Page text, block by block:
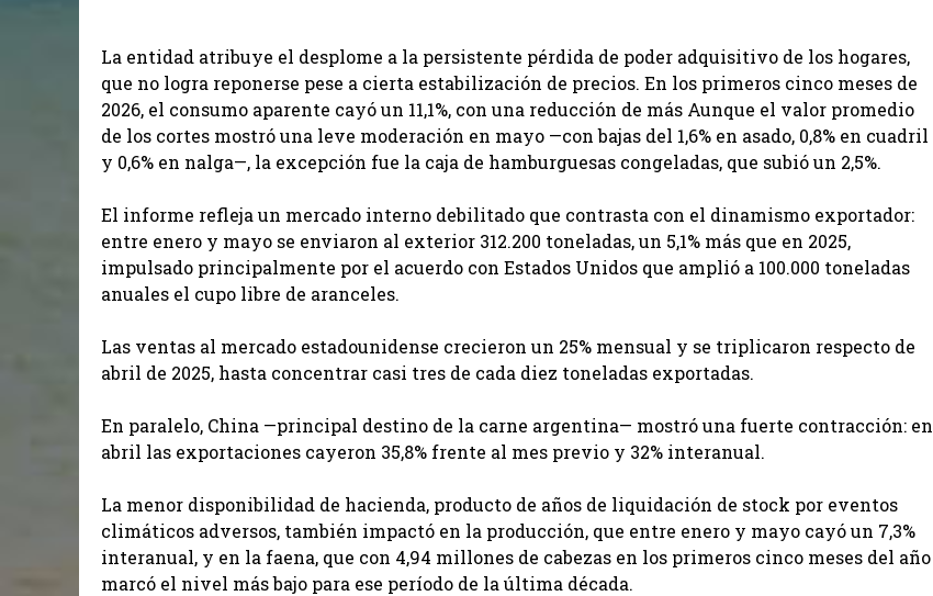
La entidad atribuye el desplome a la persistente pérdida de poder adquisitivo de los hogares,
que no logra reponerse pese a cierta estabilización de precios. En los primeros cinco meses de
2026, el consumo aparente cayó un 11,1%, con una reducción de más Aunque el valor promedio
de los cortes mostró una leve moderación en mayo —con bajas del 1,6% en asado, 0,8% en cuadril
y 0,6% en nalga—, la excepción fue la caja de hamburguesas congeladas, que subió un 2,5%.
El informe refleja un mercado interno debilitado que contrasta con el dinamismo exportador:
entre enero y mayo se enviaron al exterior 312.200 toneladas, un 5,1% más que en 2025,
impulsado principalmente por el acuerdo con Estados Unidos que amplió a 100.000 toneladas
anuales el cupo libre de aranceles.
Las ventas al mercado estadounidense crecieron un 25% mensual y se triplicaron respecto de
abril de 2025, hasta concentrar casi tres de cada diez toneladas exportadas.
En paralelo, China —principal destino de la carne argentina— mostró una fuerte contracción: en
abril las exportaciones cayeron 35,8% frente al mes previo y 32% interanual.
La menor disponibilidad de hacienda, producto de años de liquidación de stock por eventos
climáticos adversos, también impactó en la producción, que entre enero y mayo cayó un 7,3%
interanual, y en la faena, que con 4,94 millones de cabezas en los primeros cinco meses del año
marcó el nivel más bajo para ese período de la última década.